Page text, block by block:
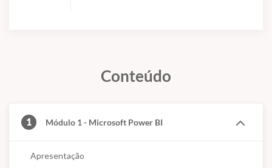
Conteúdo
1 Módulo 1 - Microsoft Power BI
Apresentação